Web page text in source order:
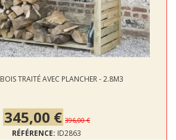
TRAITÉ AVEC PLANCHER - 2.8M3
345,00 € 396,00 €
RÉFÉRENCE: ID2863